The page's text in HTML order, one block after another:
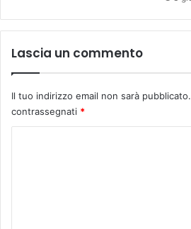
I
N
E
R
Lascia un commento
Il tuo indirizzo email non sarà pubblicato.
contrassegnati *